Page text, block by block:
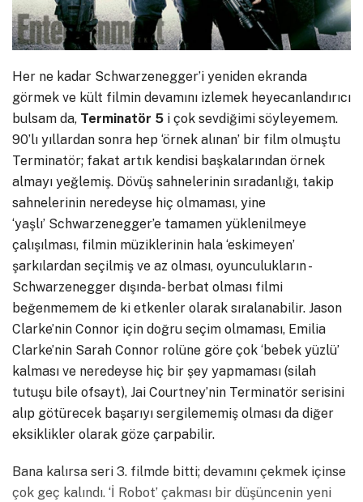
Her ne kadar Schwarzenegger’i yeniden ekranda
görmek ve kült filmin devamını izlemek heyecanlandırıcı
bulsam da, Terminatör 5 i çok sevdiğimi söyleyemem.
90’lı yıllardan sonra hep ‘örnek alınan’ bir film olmuştu
Terminatör; fakat artık kendisi başkalarından örnek
almayı yeğlemiş. Dövüş sahnelerinin sıradanlığı, takip
sahnelerinin neredeyse hiç olmaması, yine
‘yaşlı’ Schwarzenegger’e tamamen yüklenilmeye
çalışılması, filmin müziklerinin hala ‘eskimeyen’
şarkılardan seçilmiş ve az olması, oyunculukların -
Schwarzenegger dışında- berbat olması filmi
beğenmemem de ki etkenler olarak sıralanabilir. Jason
Clarke’nin Connor için doğru seçim olmaması, Emilia
Clarke’nin Sarah Connor rolüne göre çok ‘bebek yüzlü’
kalması ve neredeyse hiç bir şey yapmaması (silah
tutuşu bile ofsayt), Jai Courtney’nin Terminatör serisini
alıp götürecek başarıyı sergilememiş olması da diğer
eksiklikler olarak göze çarpabilir.
Bana kalırsa seri 3. filmde bitti; devamını çekmek içinse
çok geç kalındı. ‘İ Robot’ çakması bir düşüncenin yeni